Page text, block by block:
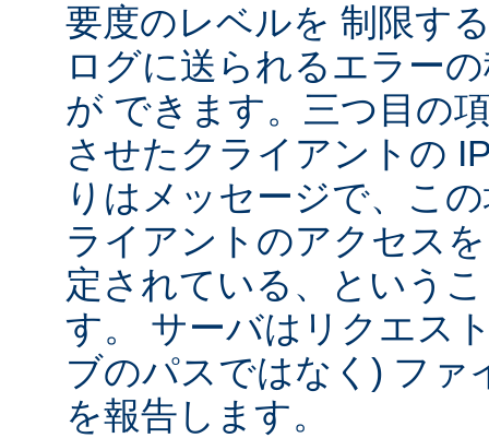
要度のレベルを 制限す
ログに送られるエラー
が できます。三つ目の
させたクライアントの
りはメッセージで、こ
ライアントのアクセス
定されている、という
す。 サーバはリクエス
ブのパスではなく) ファ
を報告します。